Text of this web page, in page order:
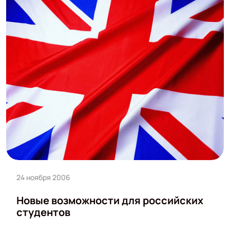
24 ноября 2006
Новые возможности для российских
студентов